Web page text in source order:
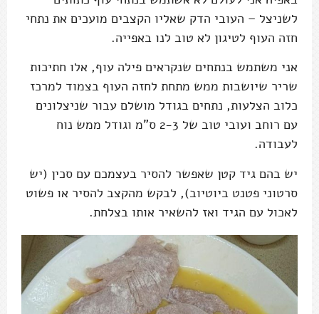
לשניצל – העובי הדק שאליו הקצבים מועכים את נתחי
חזה העוף לטיגון לא טוב לנו באפייה.
אני משתמש בנתחים שנקראים פילה עוף, אלו חתיכות
שריר שיושבות ממש מתחת לחזה העוף בצמוד למרכז
כלוב הצלעות, נתחים בגודל מושלם עבור שניצלונים
עם רוחב ועובי טוב של 2-3 ס"מ וגודל ממש נוח
לעבודה.
יש בהם גיד קטן שאפשר להסיר בעצמכם עם סכין (יש
סרטוני פטנט ביוטיוב), לבקש מהקצב להסיר או פשוט
לאכול עם הגיד ואז להשאיר אותו בצלחת.